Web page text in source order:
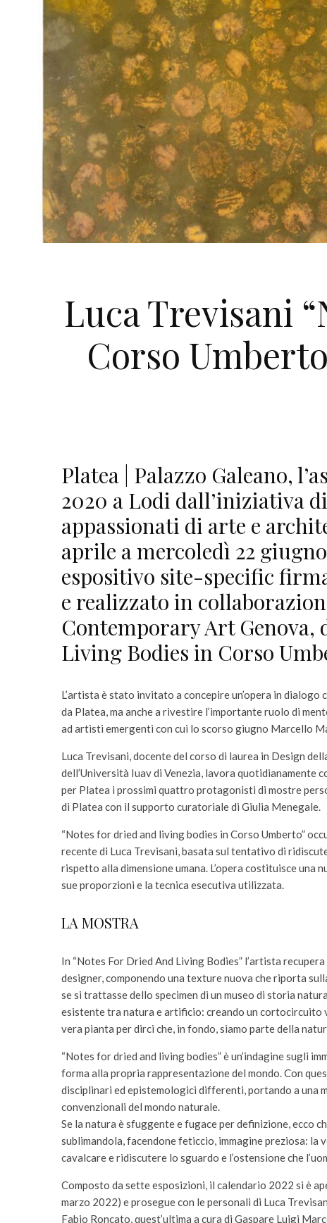
Luca Trevisani
Corso
Platea | Palazzo Galeano,
2020 a Lodi dall’iniziativa
appassionati di arte e
aprile a mercoledì 22
espositivo site-specific
e realizzato in
Contemporary Art Genova,
Living Bodies in Corso
L’artista è stato invitato a concepire un’opera in
da Platea, ma anche a rivestire l’importante ruolo di
ad artisti emergenti con cui lo scorso giugno Marcello
Luca Trevisani, docente del corso di laurea in Design
dell’Università Iuav di Venezia, lavora quotidianamente
per Platea i prossimi quattro protagonisti di mostre
di Platea con il supporto curatoriale di Giulia Menegale.
“Notes for dried and living bodies in Corso Umberto”
recente di Luca Trevisani, basata sul tentativo di
rispetto alla dimensione umana. L’opera costituisce una
sue proporzioni e la tecnica esecutiva utilizzata.
LA MOSTRA
In “Notes For Dried And Living Bodies” l’artista
designer, componendo una texture nuova che riporta
se si trattasse dello specimen di un museo di storia
esistente tra natura e artificio: creando un cortocircuito
vera pianta per dirci che, in fondo, siamo parte della
“Notes for dried and living bodies” è un’indagine sugli
forma alla propria rappresentazione del mondo. Con
disciplinari ed epistemologici differenti, portando a una
convenzionali del mondo naturale.
Se la natura è sfuggente e fugace per definizione, ecco
sublimandola, facendone feticcio, immagine preziosa:
cavalcare e ridiscutere lo sguardo e l’ostensione che
Composto da sette esposizioni, il calendario 2022 si è
marzo 2022) e prosegue con le personali di Luca
Fabio Roncato, quest’ultima a cura di Gaspare Luigi